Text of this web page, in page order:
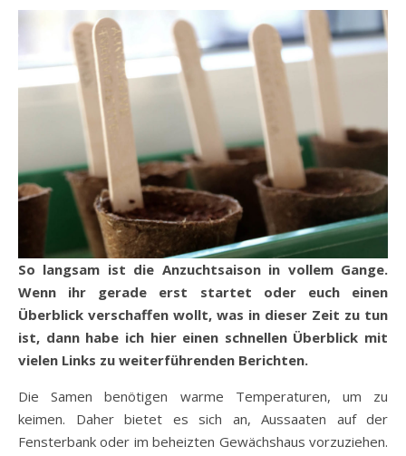
So langsam ist die Anzuchtsaison in vollem Gange.
Wenn ihr gerade erst startet oder euch einen
Überblick verschaffen wollt, was in dieser Zeit zu tun
ist, dann habe ich hier einen schnellen Überblick mit
vielen Links zu weiterführenden Berichten.
Die Samen benötigen warme Temperaturen, um zu
keimen. Daher bietet es sich an, Aussaaten auf der
Fensterbank oder im beheizten Gewächshaus vorzuziehen.